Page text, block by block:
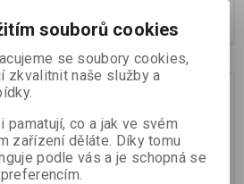
Přidat do košíku
souborů cookies
se soubory cookies,
zkvalitnit naše služby a
co a jak ve svém
zařízení děláte. Díky tomu
podle vás a je schopná se